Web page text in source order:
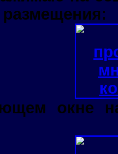
размещения:
окне